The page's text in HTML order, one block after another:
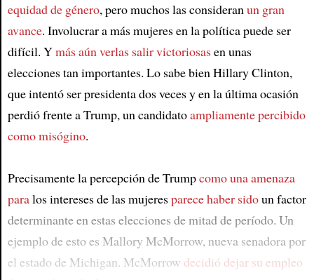
Article
equidad de género, pero muchos las consideranun gran
avance. Involucrar a más mujeres en la política puede ser
difícil. Ymás aún verlas salir victoriosasen unas
elecciones tan importantes. Lo sabe bien Hillary Clinton,
que intentó ser presidenta dos veces y en la última ocasión
perdió frente a Trump, un candidatoampliamente percibido
como misógino.
Precisamente la percepción de Trumpcomo una amenaza
paralos intereses de las mujeresparece haber sidoun factor
determinante en estas elecciones de mitad de período. Un
ejemplo de esto es Mallory McMorrow, nueva senadora por
el estado de Michigan. McMorrow decidió dejar su empleo